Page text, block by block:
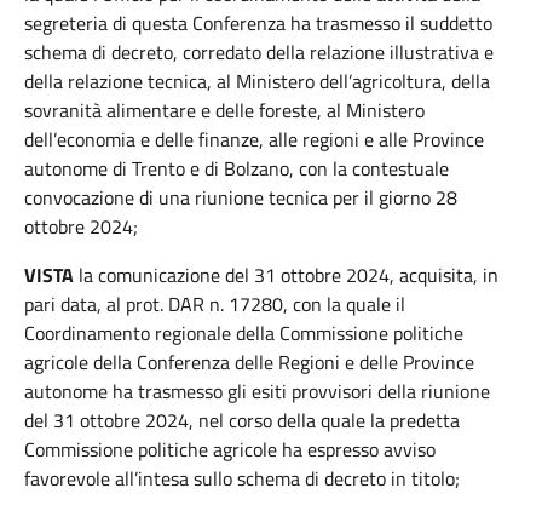
segreteria di questa Conferenza ha trasmesso il suddetto
schema di decreto, corredato della relazione illustrativa e
della relazione tecnica, al Ministero dell’agricoltura, della
sovranità alimentare e delle foreste, al Ministero
dell’economia e delle finanze, alle regioni e alle Province
autonome di Trento e di Bolzano, con la contestuale
convocazione di una riunione tecnica per il giorno 28
ottobre 2024;
VISTA la comunicazione del 31 ottobre 2024, acquisita, in
pari data, al prot. DAR n. 17280, con la quale il
Coordinamento regionale della Commissione politiche
agricole della Conferenza delle Regioni e delle Province
autonome ha trasmesso gli esiti provvisori della riunione
del 31 ottobre 2024, nel corso della quale la predetta
Commissione politiche agricole ha espresso avviso
favorevole all’intesa sullo schema di decreto in titolo;